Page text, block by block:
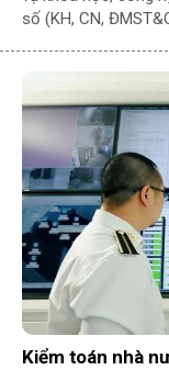
số (KH, CN,
Kiểm toán nhà